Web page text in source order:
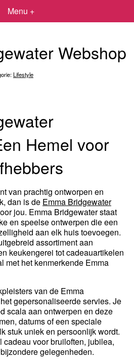
Menu +
Webshop
Lifestyle
Hemel voor
van prachtig ontworpen en
dan is de Emma Bridgewater
jou. Emma Bridgewater staat
en speelse ontwerpen die een
aan elk huis toevoegen.
assortiment aan
keukengerei tot cadeauartikelen
met het kenmerkende Emma
van de Emma
gepersonaliseerde servies. Je
scala aan ontwerpen en deze
datums of een speciale
stuk uniek en persoonlijk wordt.
cadeau voor bruiloften, jubilea,
gelegenheden.